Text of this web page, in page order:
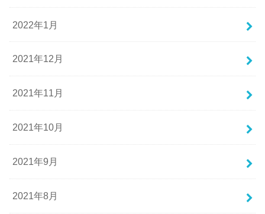
2022年1月
2021年12月
2021年11月
2021年10月
2021年9月
2021年8月